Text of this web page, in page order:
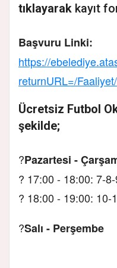
tıklayarak kayıt
Başvuru Linki:
https://
returnURL=/
Ücretsiz Futbol
şekilde;
?Pazartesi -
? 17:00 - 18:00: 7-
? 18:00 - 19:00: 10-
?Salı - Perşembe